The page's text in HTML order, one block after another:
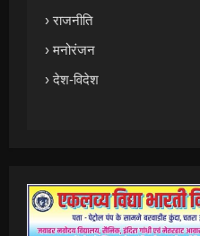
› राजनीति
› मनोरंजन
› देश-विदेश